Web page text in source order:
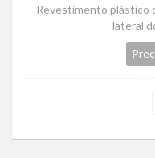
Revestimento plástico
lateral